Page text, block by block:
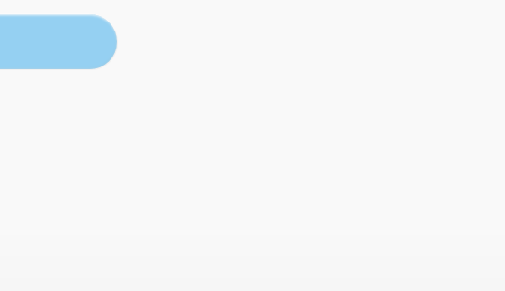
えた利用や本人の同意なく第三者への提
業者教育や内部監査等を行います。